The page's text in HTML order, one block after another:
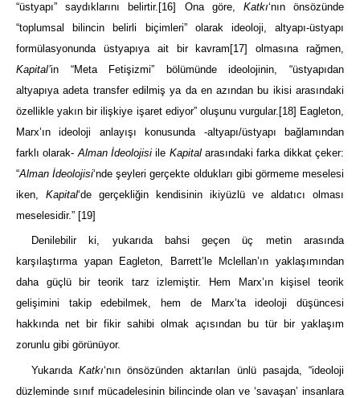
“üstyapı” saydıklarını belirtir. [16] Ona göre, Katkı‘nın önsözünde
“toplumsal bilincin belirli biçimleri” olarak ideoloji, altyapı-üstyapı
formülasyonunda üstyapıya ait bir kavram [17]
olmasına rağmen,
Kapital’in “Meta Fetişizmi” bölümünde ideolojinin, “üstyapıdan
altyapıya adeta transfer edilmiş ya da en azından bu ikisi arasındaki
özellikle yakın bir ilişkiye işaret ediyor” oluşunu vurgular. [18] Eagleton,
Marx’ın ideoloji anlayışı konusunda -altyapı/üstyapı bağlamından
farklı olarak-Alman İdeolojisi ile Kapitalarasındaki farka dikkat çeker:
“Alman İdeolojisi‘nde şeyleri gerçekte oldukları gibi görmeme meselesi
iken, Kapital‘de gerçekliğin kendisinin ikiyüzlü ve aldatıcı olması
meselesidir.” [19]
Denilebilir ki, yukarıda bahsi geçen üç metin arasında
karşılaştırma yapan Eagleton, Barrett’le Mclellan’ın yaklaşımından
daha güçlü bir teorik tarz izlemiştir. Hem Marx’ın kişisel teorik
gelişimini takip edebilmek, hem de Marx’ta ideoloji düşüncesi
hakkında net bir fikir sahibi olmak açısından bu tür bir yaklaşım
zorunlu gibi görünüyor.
YukarıdaKatkı‘nın önsözünden aktarılan ünlü pasajda, “ideoloji
düzleminde sınıf mücadelesinin bilincinde olan ve ‘savaşan’ insanlara